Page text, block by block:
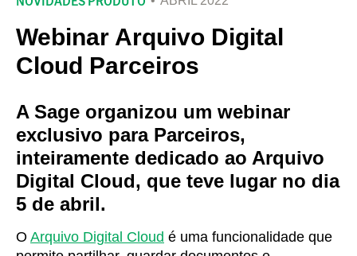
Webinar Arquivo Digital
Cloud Parceiros
A Sage organizou um webinar
exclusivo para Parceiros,
inteiramente dedicado ao Arquivo
Digital Cloud, que teve lugar no dia
5 de abril.
O Arquivo Digital Cloud é uma funcionalidade que